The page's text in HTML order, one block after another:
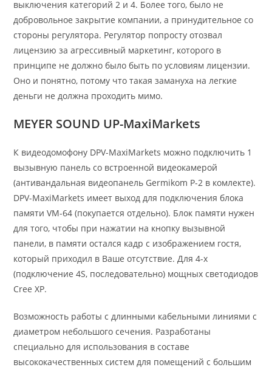
выключения категорий 2 и 4. Более того, было не
добровольное закрытие компании, а принудительное со
стороны регулятора. Регулятор попросту отозвал
лицензию за агрессивный маркетинг, которого в
принципе не должно было быть по условиям лицензии.
Оно и понятно, потому что такая замануха на легкие
деньги не должна проходить мимо.
MEYER SOUND UP-MaxiMarkets
К видеодомофону DPV-MaxiMarkets можно подключить 1
вызывную панель со встроенной видеокамерой
(антивандальная видеопанель Germikom P-2 в комлекте).
DPV-MaxiMarkets имеет выход для подключения блока
памяти VM-64 (покупается отдельно). Блок памяти нужен
для того, чтобы при нажатии на кнопку вызывной
панели, в памяти остался кадр с изображением гостя,
который приходил в Ваше отсутствие. Для 4-х
(подключение 4S, последовательно) мощных светодиодов
Cree XP.
Возможность работы с длинными кабельными линиями с
диаметром небольшого сечения. Разработаны
специально для использования в составе
высококачественных систем для помещений с большим